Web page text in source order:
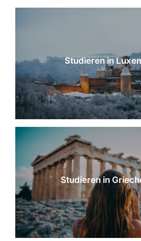
Studieren in
Studieren in